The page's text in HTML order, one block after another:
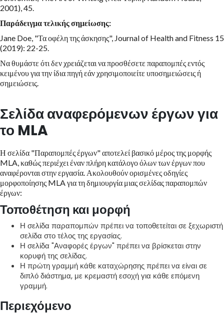
2001), 45.
Παράδειγμα τελικής σημείωσης:
Jane Doe, "Τα οφέλη της άσκησης", Journal of Health and Fitness 15
(2019): 22-25.
Να θυμάστε ότι δεν χρειάζεται να προσθέσετε παραπομπές εντός
κειμένου για την ίδια πηγή εάν χρησιμοποιείτε υποσημειώσεις ή
σημειώσεις.
Σελίδα αναφερόμενων έργων για
το MLA
Η σελίδα "Παραπομπές έργων" αποτελεί βασικό μέρος της μορφής
MLA, καθώς περιέχει έναν πλήρη κατάλογο όλων των έργων που
αναφέρονται στην εργασία. Ακολουθούν ορισμένες οδηγίες
μορφοποίησης MLA για τη δημιουργία μιας σελίδας παραπομπών
έργων:
Τοποθέτηση και μορφή
Η σελίδα παραπομπών πρέπει να τοποθετείται σε ξεχωριστή
σελίδα στο τέλος της εργασίας.
Η σελίδα "Αναφορές έργων" πρέπει να βρίσκεται στην
κορυφή της σελίδας.
Η πρώτη γραμμή κάθε καταχώρησης πρέπει να είναι σε
διπλό διάστημα, με κρεμαστή εσοχή για κάθε επόμενη
γραμμή.
Περιεχόμενο